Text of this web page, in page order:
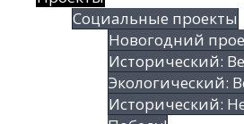
Социальные проекты
Новогодний
Исторический:
Экологический:
Исторический: